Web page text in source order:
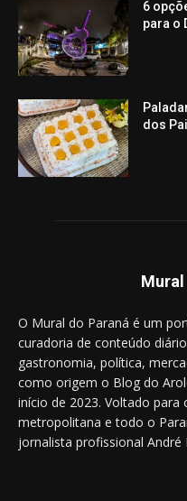
6
para o
dos
Mural
O Mural do Paraná é um
curadoria de conteúdo
gastronomia, política,
como origem o Blog do
início de 2023. Voltado para
metropolitana e todo o
jornalista profissional André